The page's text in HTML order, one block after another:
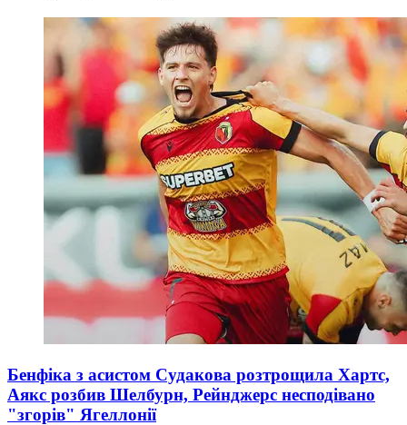
Бенфіка з асистом Судакова розтрощила Хартс,
Аякс розбив Шелбурн, Рейнджерс несподівано
"згорів" Ягеллонії